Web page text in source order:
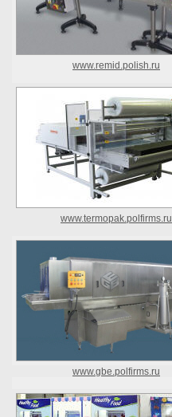
www.remid.polish.ru
www.termopak.polfirms.ru
www.gbe.polfirms.ru